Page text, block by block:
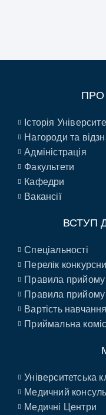
ПРО
Історія
Нагороди та
Адміністрація
Факультети
Кафедри
Вакансії
ВСТУП
Спеціальності
Перелік
Правила прийому
Правила
Вартість навчання
Приймальна
Університетська
Медичний
Медичні Центри